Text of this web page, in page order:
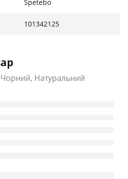
Spetebo
101342125
Натуральний